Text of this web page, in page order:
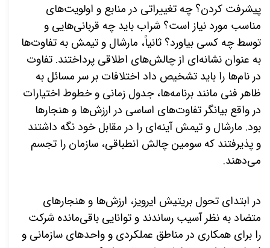
پیشرفت کردن؟ چه تغییراتی در منابع و اولویت‌های
مناسب مورد نیاز است؟ شراب باید چه قربانی‌هایی و
توسط چه کسی بیاورد؟ ثانیاً، مارشال و تیمش به تفاوت‌ها
به عنوان نشانه‌ای از چالش‌های اطلاقی پرداختند. تفاوت
در نام‌ها را باید تشخیص داد اختلافات بر سر مسائل به
ظاهر فنی مانند برنامه‌ها، جدول زمانی و خطوط اختیارات
در واقع بیانگر تفاوت‌های اساسی در ارزش‌ها و هنجارها
بود. مارشال و تیمش آینه‌ای را در مقابل خود نگه داشتند
و پذیرفتند که سومین چالش انطباقی، سازمان را تجسم
می‌دهند.
در ابتدای تحول بریتیش ایرویز، ارزش‌ها و هنجارهای
متضاد به نظر آسیب رساندند و توانایی باقی‌مانده شرکت
را برای همکاری در مناطق عملکردی و واحدهای سازمانی و